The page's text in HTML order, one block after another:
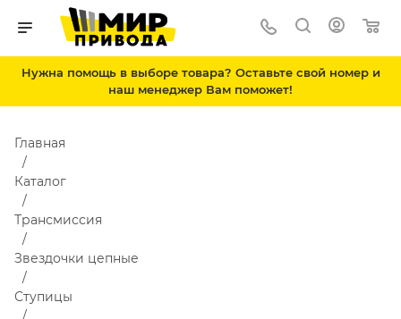
Нужна помощь в выборе товара? Оставьте свой номер и
наш менеджер Вам поможет!
Главная
Каталог
Трансмиссия
Звездочки цепные
Ступицы